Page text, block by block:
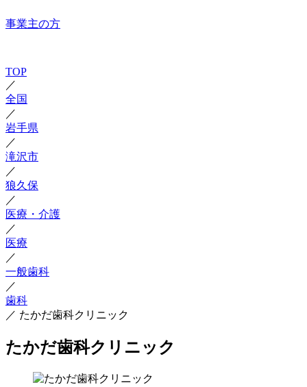
事業主の方
TOP
／
全国
／
岩手県
／
滝沢市
／
狼久保
／
医療・介護
／
医療
／
一般歯科
／
歯科
／ たかだ歯科クリニック
たかだ歯科クリニック